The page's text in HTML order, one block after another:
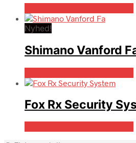
Nyhed!
Shimano Vanford
Fox Rx Security